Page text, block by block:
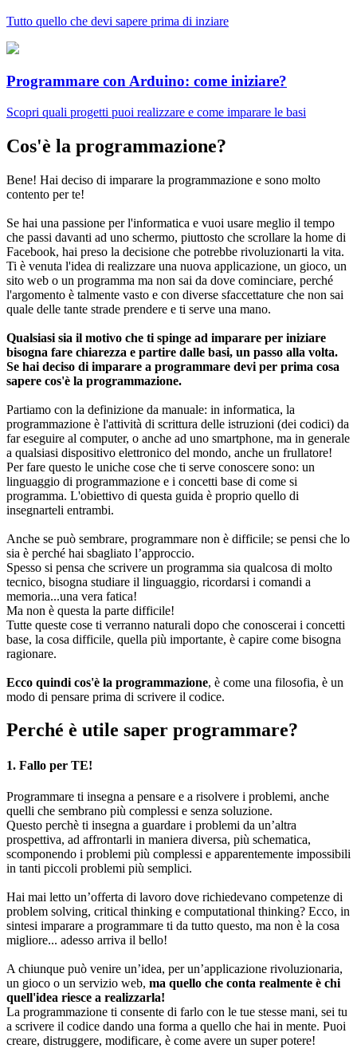
Tutto quello che devi sapere prima di inziare
Programmare con Arduino: come iniziare?
Scopri quali progetti puoi realizzare e come imparare le basi
Cos'è la programmazione?
Bene! Hai deciso di imparare la programmazione e sono molto
contento per te!
Se hai una passione per l'informatica e vuoi usare meglio il tempo
che passi davanti ad uno schermo, piuttosto che scrollare la home di
Facebook, hai preso la decisione che potrebbe rivoluzionarti la vita.
Ti è venuta l'idea di realizzare una nuova applicazione, un gioco, un
sito web o un programma ma non sai da dove cominciare, perché
l'argomento è talmente vasto e con diverse sfaccettature che non sai
quale delle tante strade prendere e ti serve una mano.
Qualsiasi sia il motivo che ti spinge ad imparare per iniziare
bisogna fare chiarezza e partire dalle basi, un passo alla volta.
Se hai deciso di imparare a programmare devi per prima cosa
sapere cos'è la programmazione.
Partiamo con la definizione da manuale: in informatica, la
programmazione è l'attività di scrittura delle istruzioni (dei codici) da
far eseguire al computer, o anche ad uno smartphone, ma in generale
a qualsiasi dispositivo elettronico del mondo, anche un frullatore!
Per fare questo le uniche cose che ti serve conoscere sono: un
linguaggio di programmazione e i concetti base di come si
programma. L'obiettivo di questa guida è proprio quello di
insegnarteli entrambi.
Anche se può sembrare, programmare non è difficile; se pensi che lo
sia è perché hai sbagliato l’approccio.
Spesso si pensa che scrivere un programma sia qualcosa di molto
tecnico, bisogna studiare il linguaggio, ricordarsi i comandi a
memoria...una vera fatica!
Ma non è questa la parte difficile!
Tutte queste cose ti verranno naturali dopo che conoscerai i concetti
base, la cosa difficile, quella più importante, è capire come bisogna
ragionare.
Ecco quindi cos'è la programmazione, è come una filosofia, è un
modo di pensare prima di scrivere il codice.
Perché è utile saper programmare?
1. Fallo per TE!
Programmare ti insegna a pensare e a risolvere i problemi, anche
quelli che sembrano più complessi e senza soluzione.
Questo perchè ti insegna a guardare i problemi da un’altra
prospettiva, ad affrontarli in maniera diversa, più schematica,
scomponendo i problemi più complessi e apparentemente impossibili
in tanti piccoli problemi più semplici.
Hai mai letto un’offerta di lavoro dove richiedevano competenze di
problem solving, critical thinking e computational thinking? Ecco, in
sintesi imparare a programmare ti da tutto questo, ma non è la cosa
migliore... adesso arriva il bello!
A chiunque può venire un’idea, per un’applicazione rivoluzionaria,
un gioco o un servizio web, ma quello che conta realmente è chi
quell'idea riesce a realizzarla!
La programmazione ti consente di farlo con le tue stesse mani, sei tu
a scrivere il codice dando una forma a quello che hai in mente. Puoi
creare, distruggere, modificare, è come avere un super potere!